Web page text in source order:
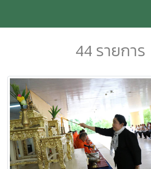
44 รายการ